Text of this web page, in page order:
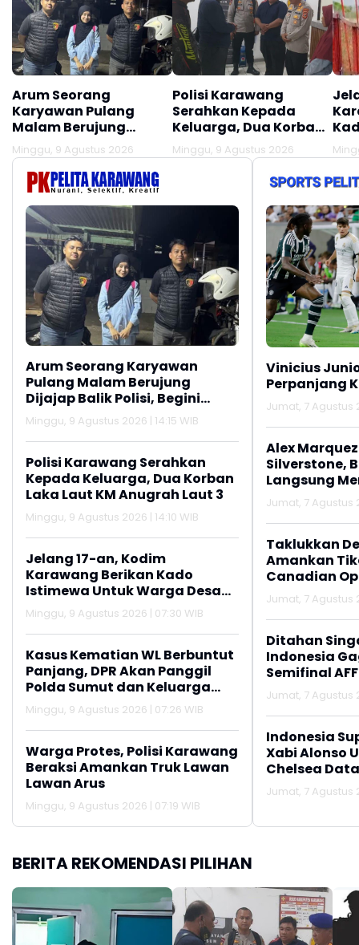
Arum Seorang
Karyawan Pulang
Malam Berujung
Dijajap Balik Polisi,
Begini Kisahnya
Minggu, 9 Agustus 2026
Polisi Karawang
Serahkan Kepada
Keluarga, Dua Korban
Laka Laut KM Anugrah
Laut 3
Minggu, 9 Agustus 2026
Arum Seorang Karyawan
Pulang Malam Berujung
Dijajap Balik Polisi, Begini
Kisahnya
Minggu, 9 Agustus 2026 | 14:15 WIB
Polisi Karawang Serahkan
Kepada Keluarga, Dua Korban
Laka Laut KM Anugrah Laut 3
Minggu, 9 Agustus 2026 | 14:10 WIB
Jelang 17-an, Kodim
Karawang Berikan Kado
Istimewa Untuk Warga Desa
Kalijati Jatisari
Minggu, 9 Agustus 2026 | 07:30 WIB
Kasus Kematian WL Berbuntut
Panjang, DPR Akan Panggil
Polda Sumut dan Keluarga
Korban
Minggu, 9 Agustus 2026 | 07:26 WIB
Warga Protes, Polisi Karawang
Beraksi Amankan Truk Lawan
Lawan Arus
Minggu, 9 Agustus 2026 | 07:19 WIB
Vinicius
Perpanjang
Jumat, 7 Agustus
Alex
Silverstone,
Langsung
Jumat, 7 Agustus
Taklukkan
Amankan
Canadian
Jumat, 7 Agustus
Ditahan
Indonesia
Semifinal
Jumat, 7 Agustus
Indonesia
Xabi Alonso
Chelsea
Jumat, 7 Agustus
BERITA REKOMENDASI PILIHAN